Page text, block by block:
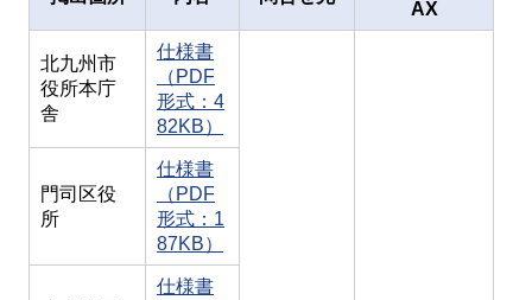
AX
北九州市
役所本庁
舎
仕様書
（PDF
形式：4
82KB）
門司区役
所
仕様書
（PDF
形式：1
87KB）
仕様書